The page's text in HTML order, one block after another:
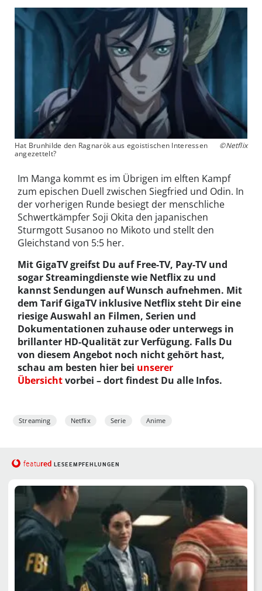
Hat Brunhilde den Ragnarök aus egoistischen Interessen
angezettelt?
©Netflix
Im Manga kommt es im Übrigen im elften Kampf
zum epischen Duell zwischen Siegfried und Odin. In
der vorherigen Runde besiegt der menschliche
Schwertkämpfer Soji Okita den japanischen
Sturmgott Susanoo no Mikoto und stellt den
Gleichstand von 5:5 her.
Mit GigaTV greifst Du auf Free-TV, Pay-TV und
sogar Streamingdienste wie Netflix zu und
kannst Sendungen auf Wunsch aufnehmen. Mit
dem Tarif GigaTV inklusive Netflix steht Dir eine
riesige Auswahl an Filmen, Serien und
Dokumentationen zuhause oder unterwegs in
brillanter HD-Qualität zur Verfügung. Falls Du
von diesem Angebot noch nicht gehört hast,
schau am besten hier bei unserer
Übersichtvorbei – dort findest Du alle Infos.
Streaming Netflix Serie Anime
featured LESEEMPFEHLUNGEN